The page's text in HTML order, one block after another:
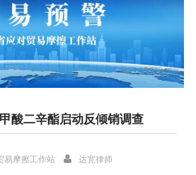
酸二辛酯启动反倾销调查
易摩擦工作站 达宽律师